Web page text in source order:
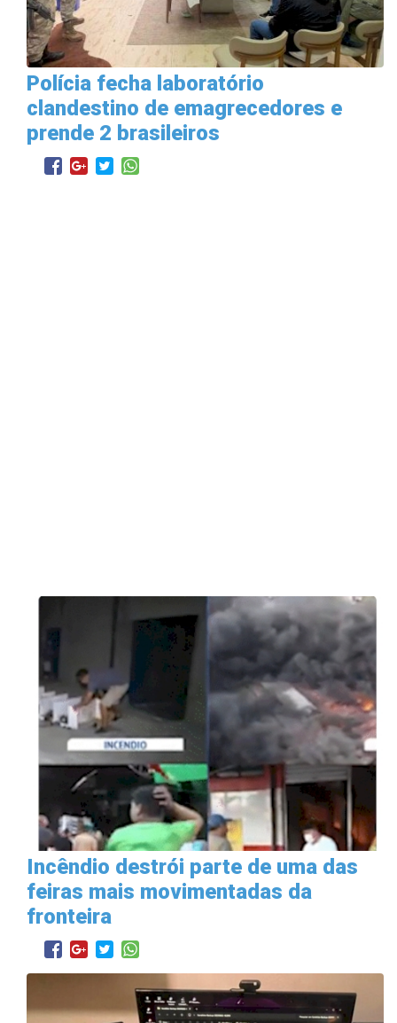
Polícia fecha laboratório
clandestino de emagrecedores e
prende 2 brasileiros
Incêndio destrói parte de uma das
feiras mais movimentadas da
fronteira